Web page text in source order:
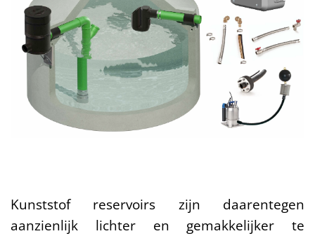
Kunststof reservoirs zijn daarentegen
aanzienlijk lichter en gemakkelijker te